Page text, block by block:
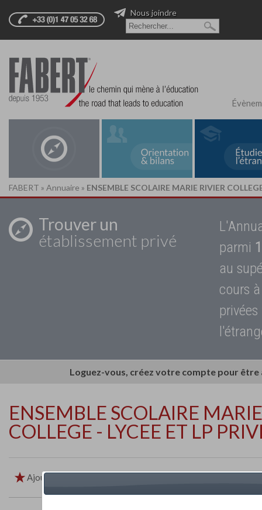
Nous joindre
FABERT » Annuaire » ENSEMBLE SCOLAIRE MARIE RIVIER
Trouver un
établissement privé
parmi
au
cours
Loguez-vous, créez votre compte pour
ENSEMBLE SCOLAIRE
COLLEGE - LYCEE ET LP
Ajouter aux favoris